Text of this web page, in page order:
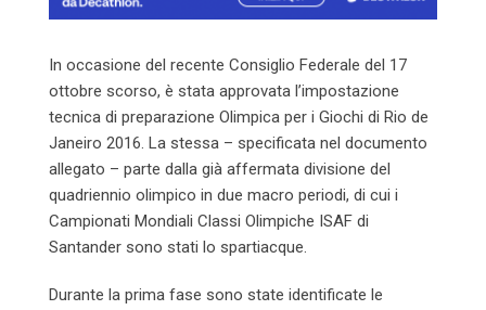
In occasione del recente Consiglio Federale del 17
ottobre scorso, è stata approvata l’impostazione
tecnica di preparazione Olimpica per i Giochi di Rio de
Janeiro 2016. La stessa – specificata nel documento
allegato – parte dalla già affermata divisione del
quadriennio olimpico in due macro periodi, di cui i
Campionati Mondiali Classi Olimpiche ISAF di
Santander sono stati lo spartiacque.
Durante la prima fase sono state identificate le